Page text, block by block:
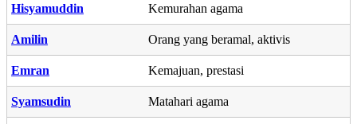
Hisyamuddin Kemurahan agama
Amilin Orang yang beramal, aktivis
Emran Kemajuan, prestasi
Syamsudin Matahari agama